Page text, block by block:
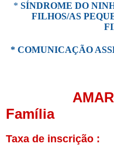
* SÍNDROME DO
FILHOS/AS
* COMUNICAÇÃO
Família
Taxa de inscrição :